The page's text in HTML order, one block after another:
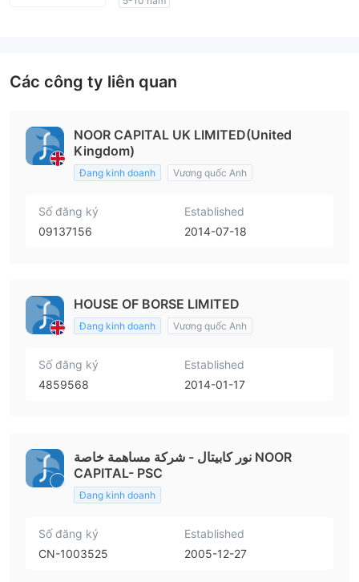
Các công ty liên quan
NOOR CAPITAL UK LIMITED(United
Kingdom)
Đang kinh doanh Vương quốc Anh
Số đăng ký
09137156
Established
2014-07-18
HOUSE OF BORSE LIMITED
Đang kinh doanh Vương quốc Anh
Số đăng ký
4859568
Established
2014-01-17
نور كابيتال - شركة مساهمة خاصة NOOR
CAPITAL- PSC
Đang kinh doanh
Số đăng ký
CN-1003525
Established
2005-12-27